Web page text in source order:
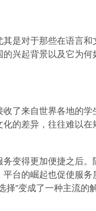
是对于那些在语言
兴起背景以及它为何
了来自世界各地的
的差异，往往难以
变得更加便捷之后
台的崛起也促使服
”变成了一种主流的